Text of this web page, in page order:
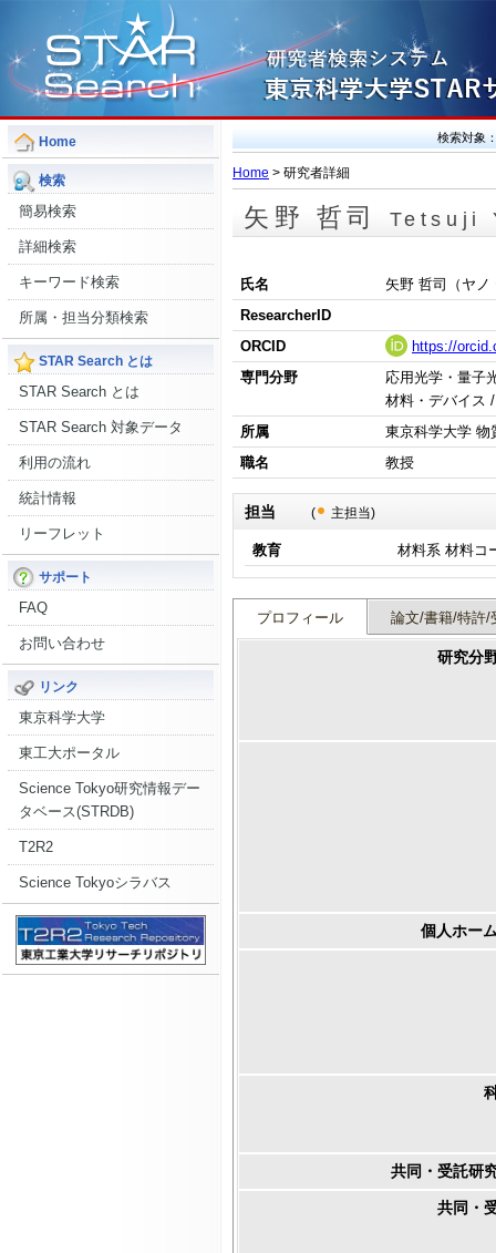
Home
検索
簡易検索
詳細検索
キーワード検索
所属・担当分類検索
STAR Search とは
STAR Search とは
STAR Search 対象データ
利用の流れ
統計情報
リーフレット
サポート
FAQ
お問い合わせ
リンク
東京科学大学
東工大ポータル
Science Tokyo研究情報デー
タベース(STRDB)
T2R2
Science Tokyoシラバス
検索対象
Home > 研究者詳細
矢野 哲司 Tetsuji
氏名
矢野 哲司（ヤノ
ResearcherID
ORCID
https://
専門分野
応用光学・量子
材料・デバイス
所属
東京科学大学 物
職名
教授
( 主担当)
教育 材料系 材料コ
プロフィール 論文/書籍/特許/
研究分
個人ホー
共同・受託研
共同・